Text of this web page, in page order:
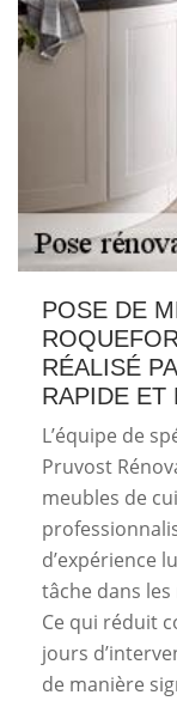
POSE DE
RÉALISÉ
RAPIDE ET
L’équipe de
Pruvost
meubles de
d’expérience
tâche dans
Ce qui réduit
jours
de manière